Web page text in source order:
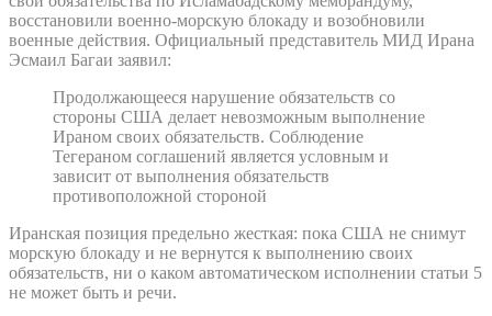
восстановили военно-морскую блокаду и возобновили
военные действия. Официальный представитель МИД Ирана
Эсмаил Багаи заявил:
Продолжающееся нарушение обязательств со
стороны США делает невозможным выполнение
Ираном своих обязательств. Соблюдение
Тегераном соглашений является условным и
зависит от выполнения обязательств
противоположной стороной
Иранская позиция предельно жесткая: пока США не снимут
морскую блокаду и не вернутся к выполнению своих
обязательств, ни о каком автоматическом исполнении статьи 5
не может быть и речи.